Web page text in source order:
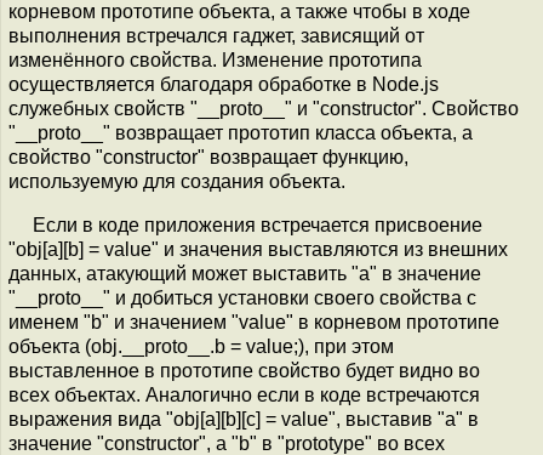
корневом прототипе объекта, а также чтобы в ходе
выполнения встречался гаджет, зависящий от
изменённого свойства. Изменение прототипа
осуществляется благодаря обработке в Node.js
служебных свойств "__proto__" и "constructor". Свойство
"__proto__" возвращает прототип класса объекта, а
свойство "constructor" возвращает функцию,
используемую для создания объекта.
Если в коде приложения встречается присвоение
"obj[a][b] = value" и значения выставляются из внешних
данных, атакующий может выставить "a" в значение
"__proto__" и добиться установки своего свойства с
именем "b" и значением "value" в корневом прототипе
объекта (obj.__proto__.b = value;), при этом
выставленное в прототипе свойство будет видно во
всех объектах. Аналогично если в коде встречаются
выражения вида "obj[a][b][c] = value", выставив "a" в
значение "constructor", а "b" в "prototype" во всех